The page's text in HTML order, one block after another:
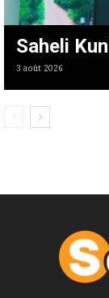
Saheli
3 août 2026